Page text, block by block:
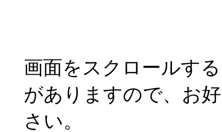
画面をスクロールす
がありますので、お
さい。